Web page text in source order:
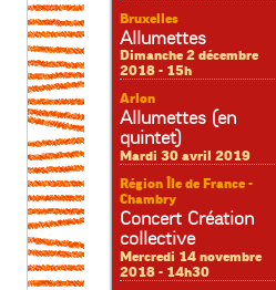
Bruxelles
Allumettes
Dimanche 2 décembre
2018 - 15h
Arlon
Allumettes (en
quintet)
Mardi 30 avril 2019
Région Île de France -
Chambry
Concert Création
collective
Mercredi 14 novembre
2018 - 14h30